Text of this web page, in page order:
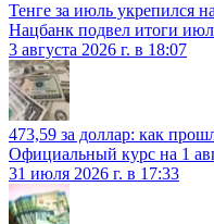
Тенге за июль укрепился
Нацбанк подвел итоги
3 августа 2026 г. в 18:07
473,59 за доллар: как
Официальный курс на 1
31 июля 2026 г. в 17:33